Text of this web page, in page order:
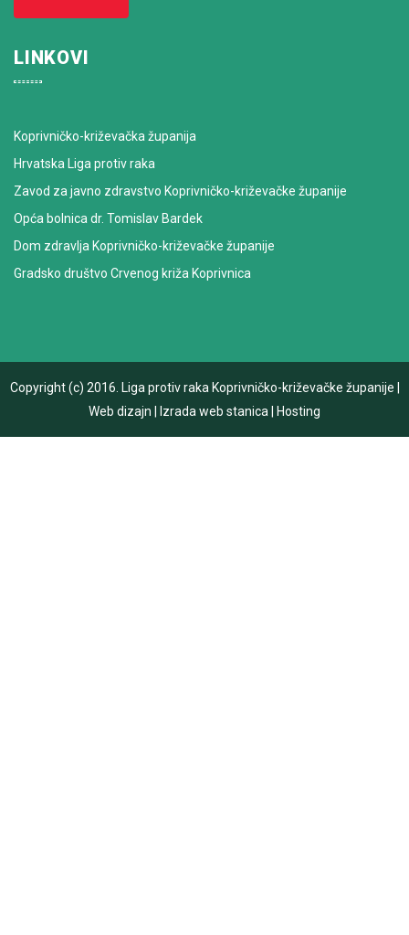
LINKOVI
Koprivničko-križevačka županija
Hrvatska Liga protiv raka
Zavod za javno zdravstvo Koprivničko-križevačke županije
Opća bolnica dr. Tomislav Bardek
Dom zdravlja Koprivničko-križevačke županije
Gradsko društvo Crvenog križa Koprivnica
Copyright (c) 2016. Liga protiv raka Koprivničko-križevačke županije
Web dizajn
Izrada web stanica Hosting